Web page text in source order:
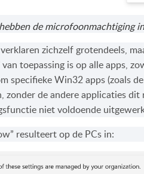
de microfoonmachtiging
zichzelf grotendeels,
van toepassing is op alle apps,
specifieke Win32 apps (zoals
zonder de andere applicaties
niet voldoende
resulteert op de PCs in: